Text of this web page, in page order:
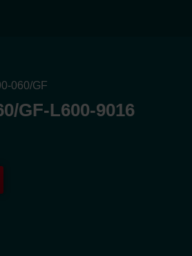
060/GF
GF-L600-9016